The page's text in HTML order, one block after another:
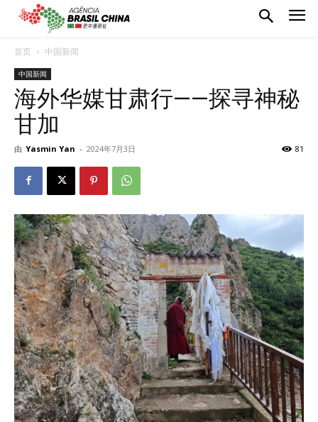
首页 中国新闻
中国新闻
海外华媒甘肃行——探寻神秘
甘加
由 Yasmin Yan - 2024年7月3日 81